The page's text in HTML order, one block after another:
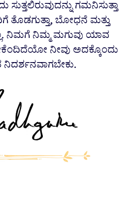
ಸುತ್ತಲಿರುವುದನ್ನು ಗಮನಿಸುತ್ತಾ
ತೊಡಗುತ್ತಾ, ಬೋಧನೆ ಮತ್ತು
ನಿಮಗೆ ನಿಮ್ಮ ಮಗುವು ಯಾವ
ನೀವು ಅದಕ್ಕೊಂದು
ನಿದರ್ಶನವಾಗಬೇಕು.